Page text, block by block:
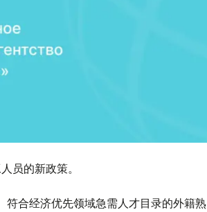
员的新政策。
合经济优先领域急需人才目录的外籍熟